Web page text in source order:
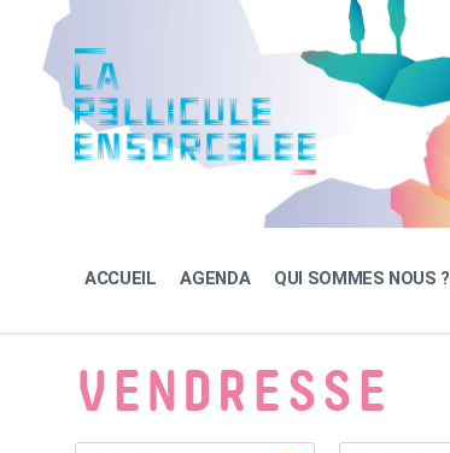
content
navigation
footer
ACCUEIL AGENDA QUI SOMMES NOUS ?
VENDRESSE